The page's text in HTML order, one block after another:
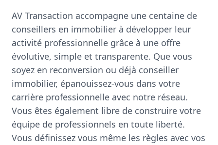
AV Transaction accompagne une centaine de
conseillers en immobilier à développer leur
activité professionnelle grâce à une offre
évolutive, simple et transparente. Que vous
soyez en reconversion ou déjà conseiller
immobilier, épanouissez-vous dans votre
carrière professionnelle avec notre réseau.
Vous êtes également libre de construire votre
équipe de professionnels en toute liberté.
Vous définissez vous même les règles avec vos